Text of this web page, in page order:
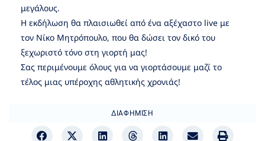
μεγάλους.
Η εκδήλωση θα πλαισιωθεί από ένα αξέχαστο live με
τον Νίκο Μητρόπουλο, που θα δώσει τον δικό του
ξεχωριστό τόνο στη γιορτή μας!
Σας περιμένουμε όλους για να γιορτάσουμε μαζί το
τέλος μιας υπέροχης αθλητικής χρονιάς!
ΔΙΑΦΉΜΙΣΗ